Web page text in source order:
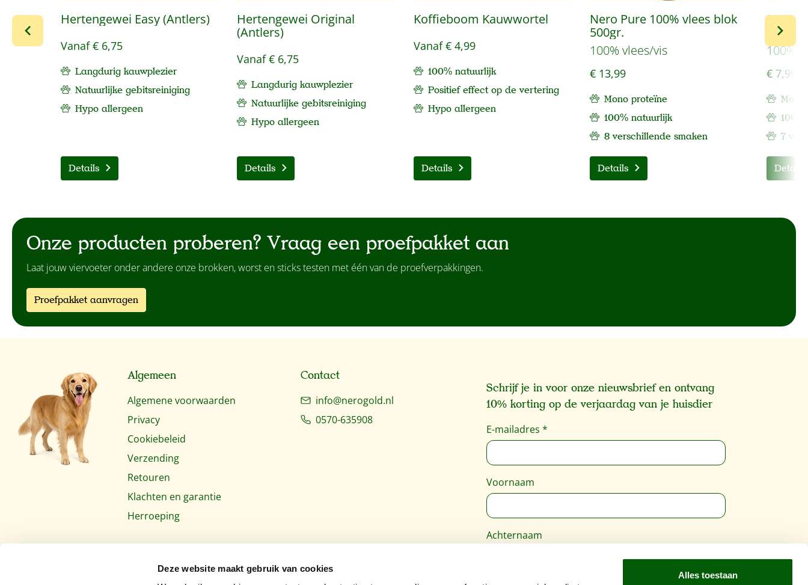
Deze website maakt gebruik van cookies
Alles toestaan
Hertengewei Easy (Antlers)
Vanaf€ 6,75
Langdurig kauwplezier
Natuurlijke gebitsreiniging
Hypo allergeen
Details
Hertengewei Original
(Antlers)
Vanaf€ 6,75
Langdurig kauwplezier
Natuurlijke gebitsreiniging
Hypoallergeen
Details
Koffieboom Kauwwortel
Vanaf€ 4,99
100% natuurlijk
Positief effect op de vertering
Hypo allergeen
Details
Nero Pure 100% vlees blok
500gr.
100% vlees/vis
€ 13,99
Mono proteïne
100% natuurlijk
8 verschillende smaken
Details
Nero
100%
€ 7,99
7
Details
Onze producten proberen? Vraag een proefpakket aan
Laat jouw viervoeter onder andere onze brokken, worst en sticks testen met één van de proefverpakkingen.
Proefpakket aanvragen
Algemeen
Algemene voorwaarden
Privacy
Cookiebeleid
Verzending
Retouren
Klachten en garantie
Herroeping
Contact
info@nerogold.nl
0570-635908
Schrijf je in voor onze nieuwsbrief en ontvang
10% korting op de verjaardag van je huisdier
E-mailadres *
Voornaam
Achternaam